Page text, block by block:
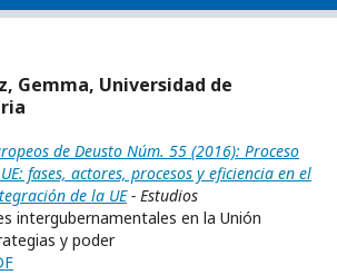
Gemma, Universidad de
de Deusto Núm. 55 (2016): Proceso
fases, actores, procesos y eficiencia en el
de la UE- Estudios
intergubernamentales en la Unión
y poder